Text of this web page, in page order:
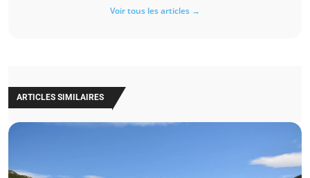
Voir tous les articles →
ARTICLES SIMILAIRES